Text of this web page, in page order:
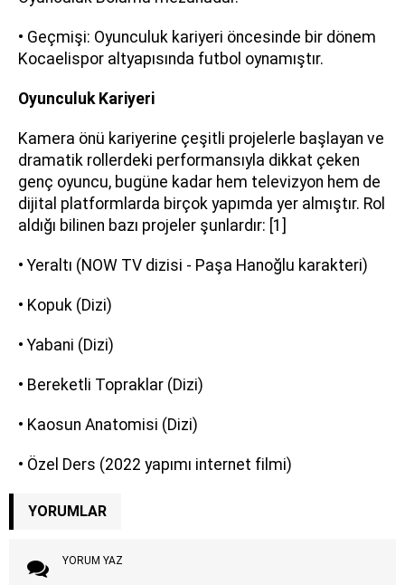
• Geçmişi: Oyunculuk kariyeri öncesinde bir dönem
Kocaelispor altyapısında futbol oynamıştır.
Oyunculuk Kariyeri
Kamera önü kariyerine çeşitli projelerle başlayan ve
dramatik rollerdeki performansıyla dikkat çeken
genç oyuncu, bugüne kadar hem televizyon hem de
dijital platformlarda birçok yapımda yer almıştır. Rol
aldığı bilinen bazı projeler şunlardır: [1]
• Yeraltı (NOW TV dizisi - Paşa Hanoğlu karakteri)
• Kopuk (Dizi)
• Yabani (Dizi)
• Bereketli Topraklar (Dizi)
• Kaosun Anatomisi (Dizi)
• Özel Ders (2022 yapımı internet filmi)
YORUMLAR
YORUM YAZ